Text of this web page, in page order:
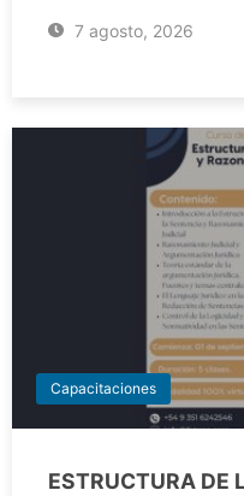
7 agosto, 2026
Capacitaciones
ESTRUCTURA DE